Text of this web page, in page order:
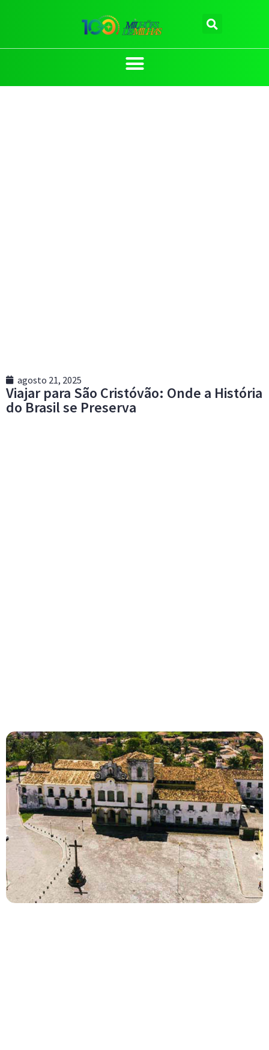
agosto 21, 2025
Viajar para São Cristóvão: Onde a História
do Brasil se Preserva